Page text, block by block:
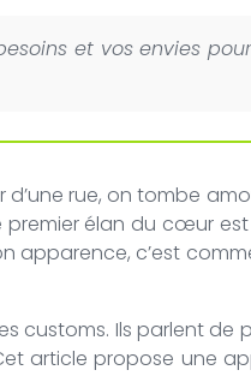
et vos envies
rue, on tombe
premier élan du cœur
apparence, c’est
customs. Ils parlent de
article propose une